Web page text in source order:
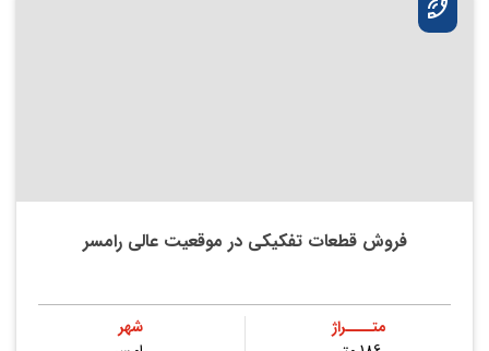
فروش قطعات تفکیکی در موقعیت عالی رامسر
متــــراژ
شهر